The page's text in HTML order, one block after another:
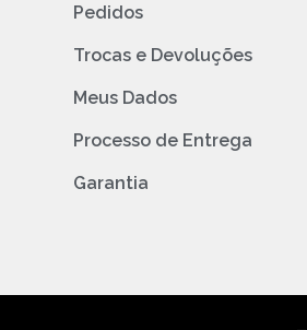
Pedidos
Trocas e Devoluções
Meus Dados
Processo de Entrega
Garantia